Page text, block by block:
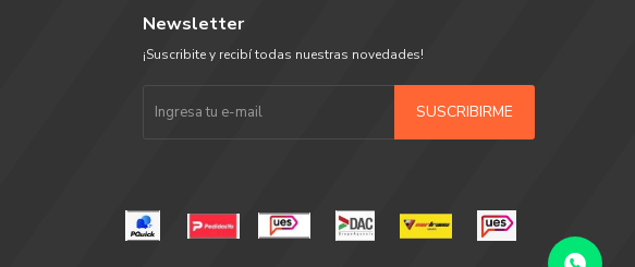
Newsletter
¡Suscribite y recibí todas nuestras novedades!
SUSCRIBIRME